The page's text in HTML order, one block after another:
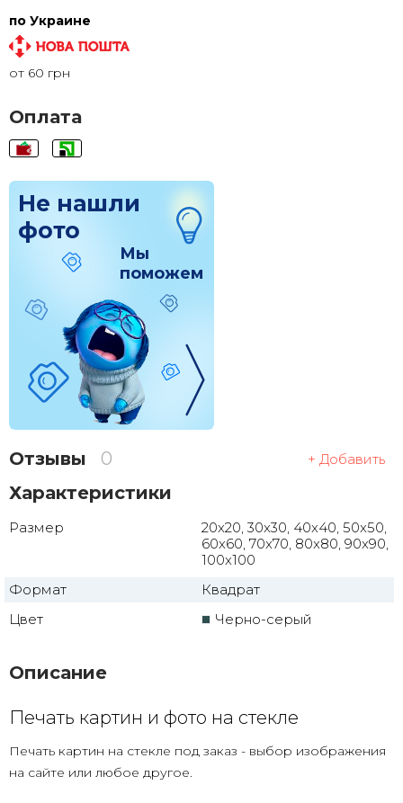
по Украине
от 60 грн
Оплата
Не нашли
фото
Мы
поможем
Отзывы 0 + Добавить
Характеристики
Размер
20x20, 30x30, 40x40, 50x50,
60x60, 70x70, 80x80, 90x90,
100x100
Формат
Квадрат
Цвет
Черно-серый
Описание
Печать картин и фото на стекле
Печать картин на стекле под заказ - выбор изображения
на сайте или любое другое.